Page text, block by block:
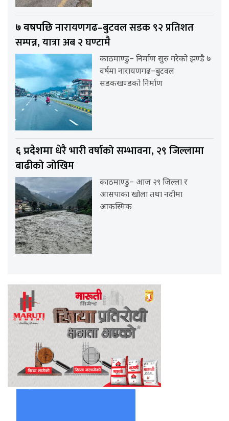
७ वर्षपछिनारायणगढ–बुटवल सडक ९२ प्रतिशत
सम्पन्न, यात्रा अब २ घण्टामै
काठमाण्डु– निर्माण सुरु गरेको झण्डै ७
वर्षमा नारायणगढ–बुटवल
सडकखण्डको निर्माण
६ प्रदेशमा धेरै भारी वर्षाको सम्भावना, २९ जिल्लामा
बाढीको जोखिम
काठमाण्डु– आज २९ जिल्ला र
आसपाका खोला तथा नदीमा
आकस्मिक